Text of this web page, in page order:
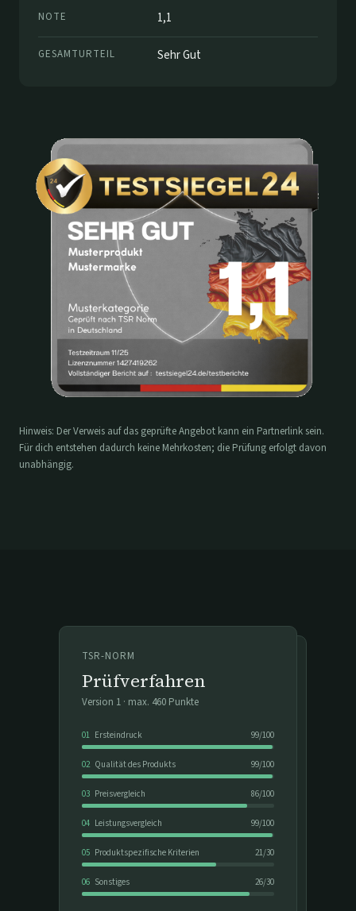
NOTE 1,1
GESAMTURTEIL Sehr Gut
Hinweis: Der Verweis auf das geprüfte Angebot kann ein Partnerlink sein.
Für dich entstehen dadurch keine Mehrkosten; die Prüfung erfolgt davon
unabhängig.
TSR-NORM
Prüfverfahren
Version 1 · max. 460 Punkte
01 Ersteindruck 99/100
02 Qualität des Produkts 99/100
03 Preisvergleich 86/100
04 Leistungsvergleich 99/100
05 Produktspezifische Kriterien 21/30
06 Sonstiges 26/30